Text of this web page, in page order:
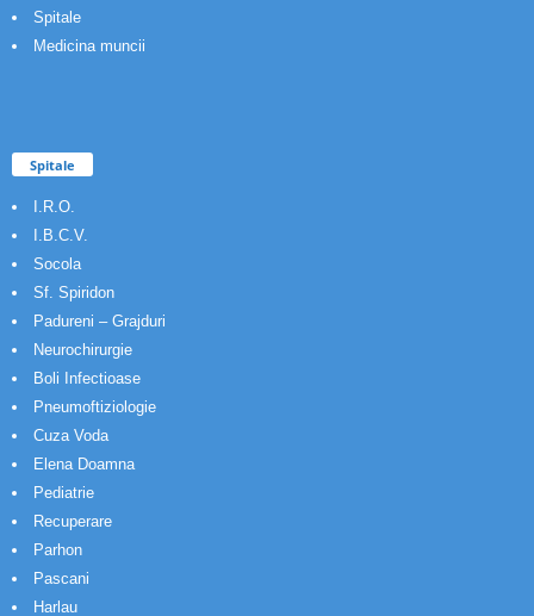
Spitale
Medicina muncii
Spitale
I.R.O.
I.B.C.V.
Socola
Sf. Spiridon
Padureni – Grajduri
Neurochirurgie
Boli Infectioase
Pneumoftiziologie
Cuza Voda
Elena Doamna
Pediatrie
Recuperare
Parhon
Pascani
Harlau